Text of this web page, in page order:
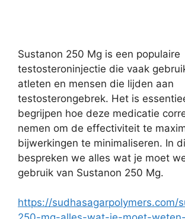
Sustanon 250 Mg is een populaire
testosteroninjectie die vaak
atleten en mensen die lijden aan
testosterongebrek. Het is
begrijpen hoe deze medicatie
nemen om de effectiviteit te
bijwerkingen te minimaliseren. In
bespreken we alles wat je moet
gebruik van Sustanon 250 Mg.
https://sudhasagarpolymers.com/